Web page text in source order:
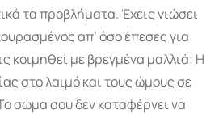
τα προβλήματα. Έχεις νιώσει
απ’ όσο έπεσες για
κοιμηθεί με βρεγμένα μαλλιά; Η
στο λαιμό και τους ώμους σε
σώμα σου δεν καταφέρνει να